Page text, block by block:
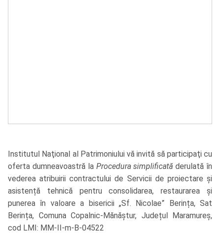
Institutul Naţional al Patrimoniului vă invită să participaţi cu
oferta dumneavoastră la Procedura simplificatăderulată în
vederea atribuirii contractului de Servicii de proiectare și
asistență tehnică pentru consolidarea, restaurarea și
punerea în valoare a bisericii „Sf. Nicolae” Berința, Sat
Berința, Comuna Copalnic-Mănăștur, Județul Maramureș,
cod LMI: MM-II-m-B-04522